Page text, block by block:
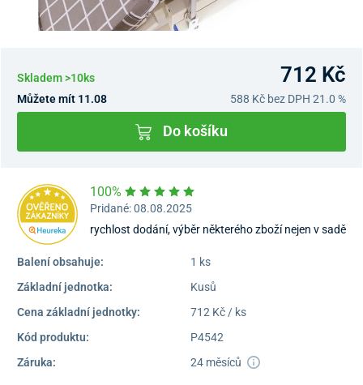
Skladem >10ks 712 Kč
Můžete mít 11.08 588 Kč bez DPH 21.0 %
Do košíku
100%
Pridané: 08.08.2025
rychlost dodání, výběr některého zboží nejen v sadě
Balení obsahuje:
1 ks
Základní jednotka:
Kusů
Cena základní jednotky:
712 Kč / ks
Kód produktu:
P4542
Záruka:
24 měsíců